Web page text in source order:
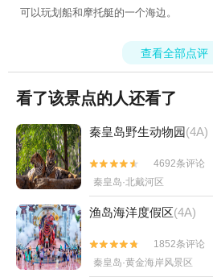
可以玩划船和摩托艇的一个海边。
查看全部点评
看了该景点的人还看了
秦皇岛野生动物园(4A)


4692条评论
秦皇岛·北戴河区
渔岛海洋度假区(4A)


1852条评论
秦皇岛·黄金海岸风景区